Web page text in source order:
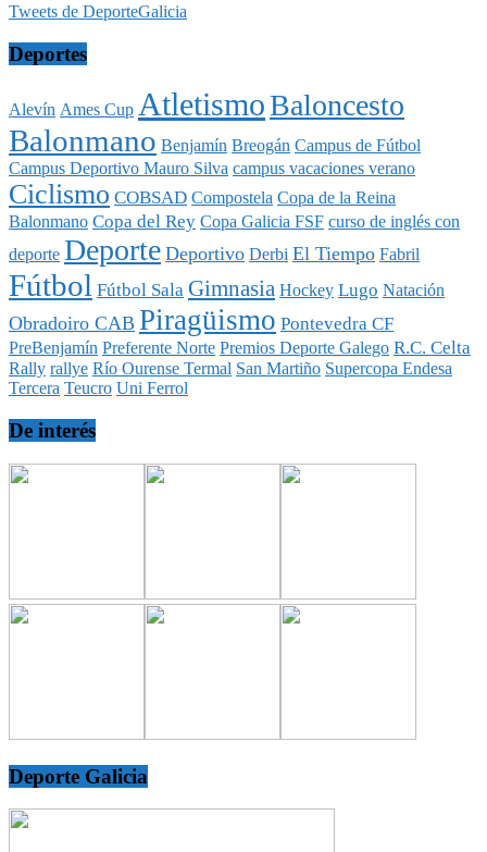
Tweets de DeporteGalicia
Deportes
Alevín Ames Cup AtletismoBaloncesto
Balonmano Benjamín Breogán Campus de Fútbol
Campus Deportivo Mauro Silva campus vacaciones verano
Ciclismo COBSAD Compostela Copa de la Reina
Balonmano Copa del Rey Copa Galicia FSF curso de inglés con
deporte Deporte Deportivo Derbi El Tiempo Fabril
Fútbol Fútbol Sala Gimnasia Hockey Lugo Natación
Obradoiro CAB Piragüismo Pontevedra CF
PreBenjamín Preferente Norte Premios Deporte Galego R.C. Celta
Rally rallye Río Ourense Termal San Martiño Supercopa Endesa
Tercera Teucro Uni Ferrol
De interés
Deporte Galicia